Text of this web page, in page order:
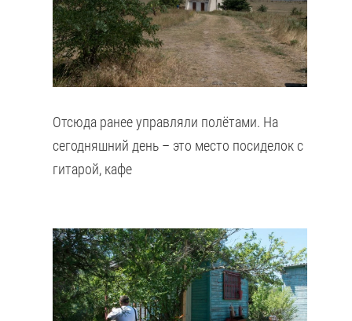
Отсюда ранее управляли полётами. На
сегодняшний день – это место посиделок с
гитарой, кафе